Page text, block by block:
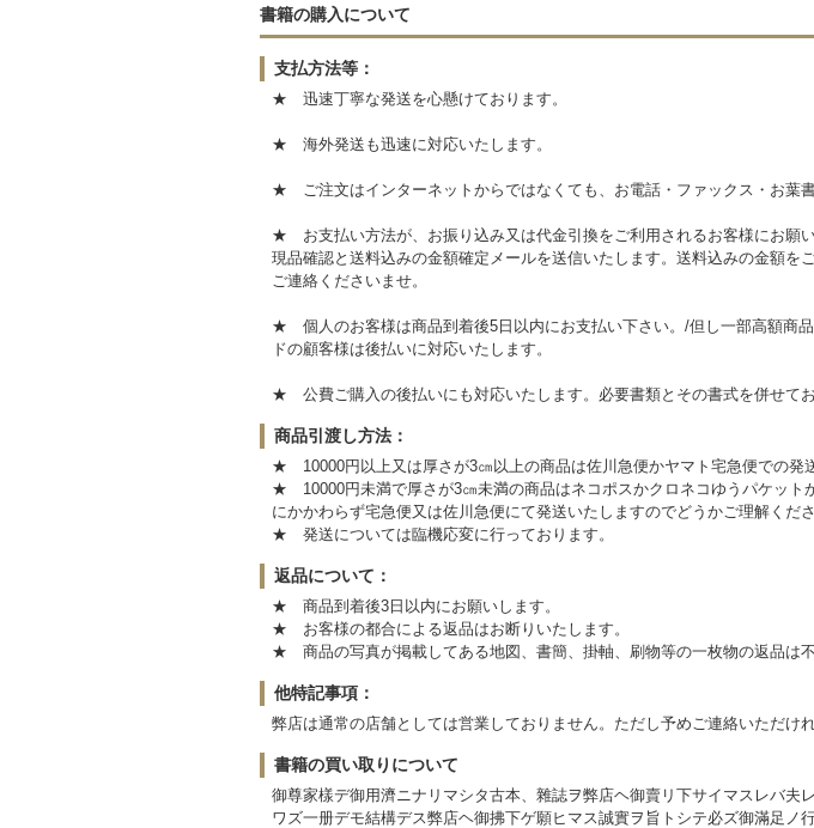
書籍の購入について
支払方法等：
★ 迅速丁寧な発送を心懸けております。
★ 海外発送も迅速に対応いたします。
★ ご注文はインターネットからではなくても、お電話・ファックス・お葉書
★ お支払い方法が、お振り込み又は代金引換をご利用されるお客様にお願い
現品確認と送料込みの金額確定メールを送信いたします。送料込みの金額
ご連絡くださいませ。
★ 個人のお客様は商品到着後5日以内にお支払い下さい。/但し一部高額商
ドの顧客様は後払いに対応いたします。
★ 公費ご購入の後払いにも対応いたします。必要書類とその書式を併せてお
商品引渡し方法：
★ 10000円以上又は厚さが3㎝以上の商品は佐川急便かヤマト宅急便での発
★ 10000円未満で厚さが3㎝未満の商品はネコポスかクロネコゆうパケット
にかかわらず宅急便又は佐川急便にて発送いたしますのでどうかご理解くださ
★ 発送については臨機応変に行っております。
返品について：
★ 商品到着後3日以内にお願いします。
★ お客様の都合による返品はお断りいたします。
★ 商品の写真が掲載してある地図、書簡、掛軸、刷物等の一枚物の返品は不
他特記事項：
弊店は通常の店舗としては営業しておりません。ただし予めご連絡いただけ
書籍の買い取りについて
御尊家樣デ御用濟ニナリマシタ古本、雜誌ヲ弊店ヘ御賣リ下サイマスレバ
ワズ一册デモ結構デス弊店ヘ御拂下ゲ願ヒマス誠實ヲ旨トシテ必ズ御滿足ノ